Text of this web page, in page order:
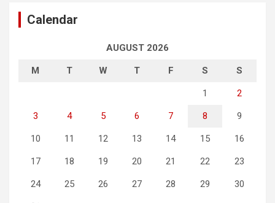
Calendar
AUGUST 2026
M T W T F S S
1 2
3 4 5 6 7 8 9
10 11 12 13 14 15 16
17 18 19 20 21 22 23
24 25 26 27 28 29 30